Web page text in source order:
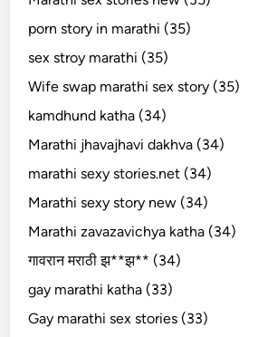
porn story in marathi (35)
sex stroy marathi (35)
Wife swap marathi sex story (35)
kamdhund katha (34)
Marathi jhavajhavi dakhva (34)
marathi sexy stories.net (34)
Marathi sexy story new (34)
Marathi zavazavichya katha (34)
गावरान मराठी झ**झ** (34)
gay marathi katha (33)
Gay marathi sex stories (33)